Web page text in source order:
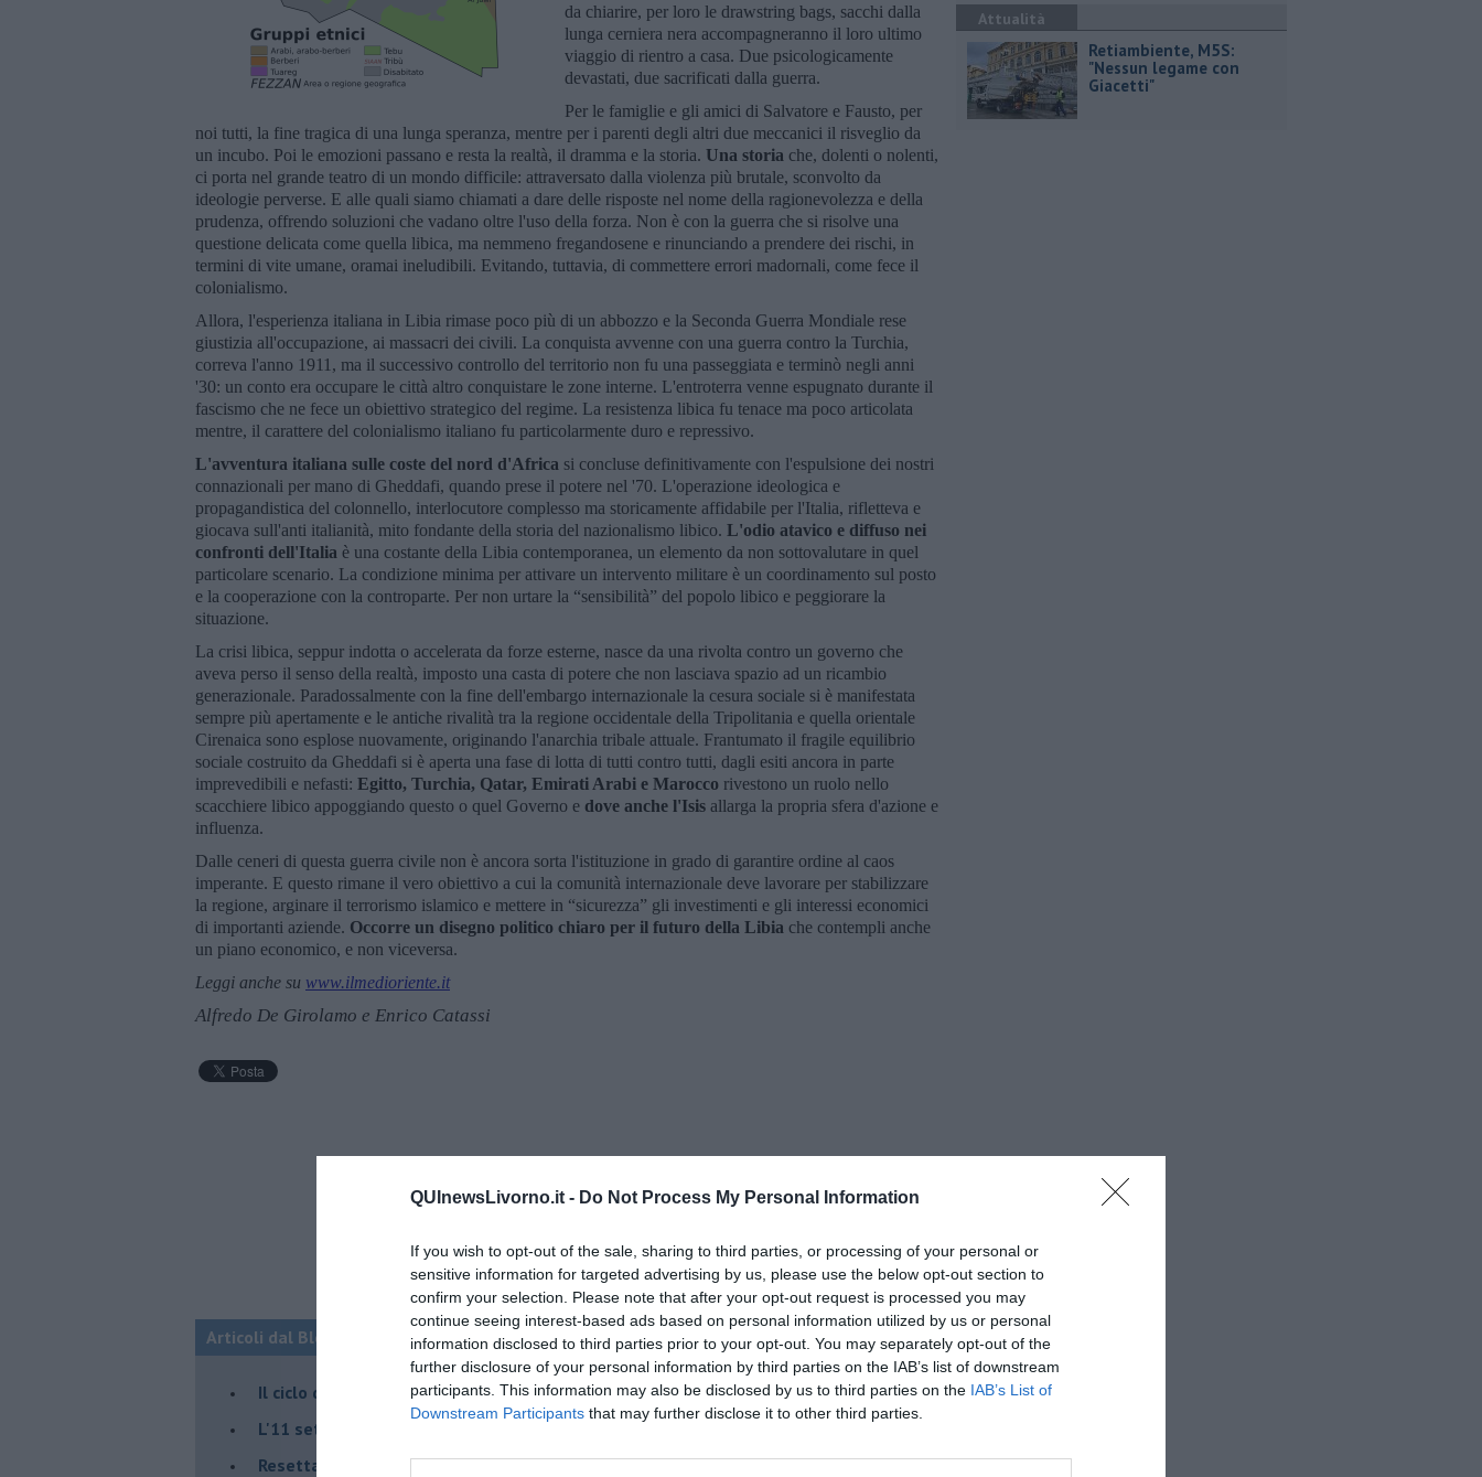
QUInewsLivorno.it - Do Not Process My Personal Information
If you wish to opt-out of the sale, sharing to third parties, or processing of your personal or
sensitive information for targeted advertising by us, please use the below opt-out section to
confirm your selection. Please note that after your opt-out request is processed you may
continue seeing interest-based ads based on personal information utilized by us or personal
information disclosed to third parties prior to your opt-out. You may separately opt-out of the
further disclosure of your personal information by third parties on the IAB’s list of downstream
participants. This information may also be disclosed by us to third parties on the IAB’s List of
Downstream Participants that may further disclose it to other third parties.
da chiarire, per loro le drawstring bags, sacchi dalla
lunga cerniera nera accompagneranno il loro ultimo
viaggio di rientro a casa. Due psicologicamente
devastati, due sacrificati dalla guerra.
Per le famiglie e gli amici di Salvatore e Fausto, per
noi tutti, la fine tragica di una lunga speranza, mentre per i parenti degli altri due meccanici il risveglio da
un incubo. Poi le emozioni passano e resta la realtà, il dramma e la storia. Una storia che, dolenti o nolenti,
ci porta nel grande teatro di un mondo difficile: attraversato dalla violenza più brutale, sconvolto da
ideologie perverse. E alle quali siamo chiamati a dare delle risposte nel nome della ragionevolezza e della
prudenza, offrendo soluzioni che vadano oltre l'uso della forza. Non è con la guerra che si risolve una
questione delicata come quella libica, ma nemmeno fregandosene e rinunciando a prendere dei rischi, in
termini di vite umane, oramai ineludibili. Evitando, tuttavia, di commettere errori madornali, come fece il
colonialismo.
Allora, l'esperienza italiana in Libia rimase poco più di un abbozzo e la Seconda Guerra Mondiale rese
giustizia all'occupazione, ai massacri dei civili. La conquista avvenne con una guerra contro la Turchia,
correva l'anno 1911, ma il successivo controllo del territorio non fu una passeggiata e terminò negli anni
'30: un conto era occupare le città altro conquistare le zone interne. L'entroterra venne espugnato durante il
fascismo che ne fece un obiettivo strategico del regime. La resistenza libica fu tenace ma poco articolata
mentre, il carattere del colonialismo italiano fu particolarmente duro e repressivo.
L'avventura italiana sulle coste del nord d'Africa si concluse definitivamente con l'espulsione dei nostri
connazionali per mano di Gheddafi, quando prese il potere nel '70. L'operazione ideologica e
propagandistica del colonnello, interlocutore complesso ma storicamente affidabile per l'Italia, rifletteva e
giocava sull'anti italianità, mito fondante della storia del nazionalismo libico. L'odio atavico e diffuso nei
confronti dell'Italia è una costante della Libia contemporanea, un elemento da non sottovalutare in quel
particolare scenario. La condizione minima per attivare un intervento militare è un coordinamento sul posto
e la cooperazione con la controparte. Per non urtare la “sensibilità” del popolo libico e peggiorare la
situazione.
La crisi libica, seppur indotta o accelerata da forze esterne, nasce da una rivolta contro un governo che
aveva perso il senso della realtà, imposto una casta di potere che non lasciava spazio ad un ricambio
generazionale. Paradossalmente con la fine dell'embargo internazionale la cesura sociale si è manifestata
sempre più apertamente e le antiche rivalità tra la regione occidentale della Tripolitania e quella orientale
Cirenaica sono esplose nuovamente, originando l'anarchia tribale attuale. Frantumato il fragile equilibrio
sociale costruito da Gheddafi si è aperta una fase di lotta di tutti contro tutti, dagli esiti ancora in parte
imprevedibili e nefasti: Egitto, Turchia, Qatar, Emirati Arabi e Marocco rivestono un ruolo nello
scacchiere libico appoggiando questo o quel Governo e dove anche l'Isis allarga la propria sfera d'azione e
influenza.
Dalle ceneri di questa guerra civile non è ancora sorta l'istituzione in grado di garantire ordine al caos
imperante. E questo rimane il vero obiettivo a cui la comunità internazionale deve lavorare per stabilizzare
la regione, arginare il terrorismo islamico e mettere in “sicurezza” gli investimenti e gli interessi economici
di importanti aziende. Occorre un disegno politico chiaro per il futuro della Libia che contempli anche
un piano economico, e non viceversa.
Leggi anche su www.ilmedioriente.it
Alfredo De Girolamo e Enrico Catassi
Articoli dal Blog “Fauda e balagan” di Alfredo De Girolamo e Enrico Catassi
Il ciclo della violenza in Medioriente
L'11 settembre di Israele è iniziato il 7 ottobre 2023
Resettare l’era di Netanyahu
Attualità
Retiambiente, M5S:
"Nessun legame con
Giacetti"